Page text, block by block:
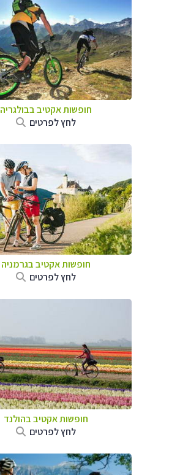
חופשות אקטיב בבולגריה
לחץ לפרטים
חופשות אקטיב בגרמניה
לחץ לפרטים
חופשות אקטיב בהולנד
לחץ לפרטים